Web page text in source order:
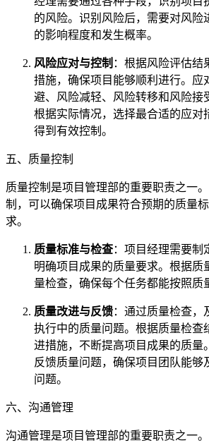
的风险。识别风险后，需要对风险
的影响程度和发生概率。
风险应对与控制 ：根据风险评估结
措施，确保项目能够顺利进行。应
避、风险减轻、风险转移和风险接
根据实际情况，选择最合适的应对
得到有效控制。
五、质量控制
质量控制是项目管理部的重要职责之一
制，可以确保项目成果符合预期的质量
求。
质量标准与检查：项目经理需要制
明确项目成果的质量要求。根据质
量检查，确保每个任务都能按照质
质量改进与反馈：通过质量检查，
执行中的质量问题。根据质量检查
进措施，不断提高项目成果的质量
反馈质量问题，确保项目团队能够
问题。
六、沟通管理
沟通管理是项目管理部的重要职责之一